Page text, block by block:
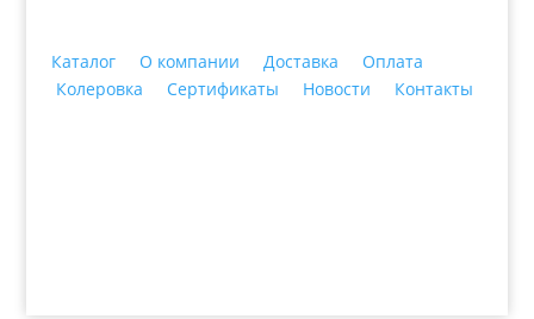
Каталог О компании Доставка
Оплата
Колеровка
Сертификаты Новости Контакты